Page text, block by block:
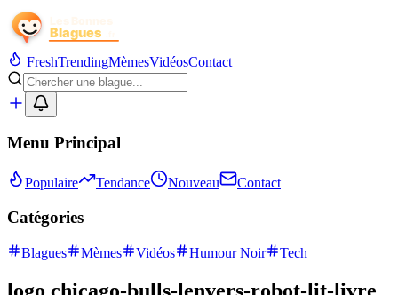
FreshTrendingMèmesVidéosContact
Menu Principal
Populaire Tendance Nouveau Contact
Catégories
Blagues Mèmes Vidéos Humour Noir Tech